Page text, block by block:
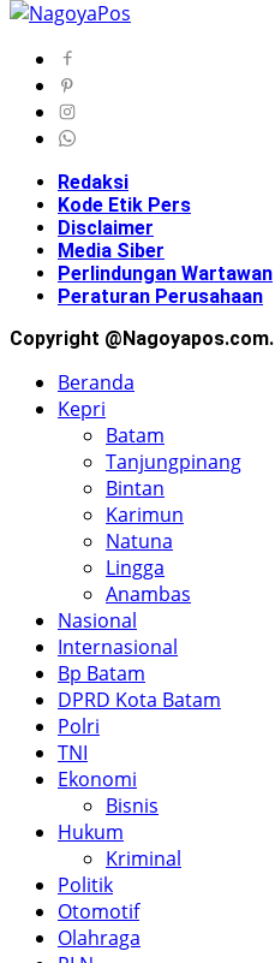
Redaksi
Kode Etik Pers
Disclaimer
Media Siber
Perlindungan Wartawan
Peraturan Perusahaan
Copyright @Nagoyapos.com.
Beranda
Kepri
Batam
Tanjungpinang
Bintan
Karimun
Natuna
Lingga
Anambas
Nasional
Internasional
Bp Batam
DPRD Kota Batam
Polri
TNI
Ekonomi
Bisnis
Hukum
Kriminal
Politik
Otomotif
Olahraga